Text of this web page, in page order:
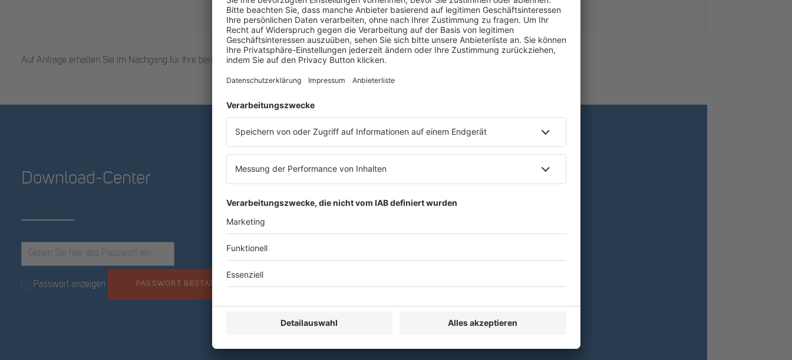
Auf Anfrage erhalten Sie im Nachgang für Ihre berufliche Weiterbildung eine Bescheinigung nach §15 FAO über zwei Stunden.
Download-Center
Passwort anzeigen PASSWORT BESTÄTIGEN